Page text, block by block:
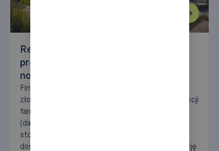
Retrofit w Aspen Bad Oldesloe –
projekt modernizacji, który wyznacza
nowe standardy
Firma Aspen Bad Oldesloe zmodernizowała swój
złożony system intralogistyczny podczas produkcji
farmaceutycznej na żywo. Wspólnie z Syncore
(dawniej AM Logistic Solutions) firma wdrożyła
stopniową modernizację, która poprawiła
dostępność, niezawodność sterowania i integrację